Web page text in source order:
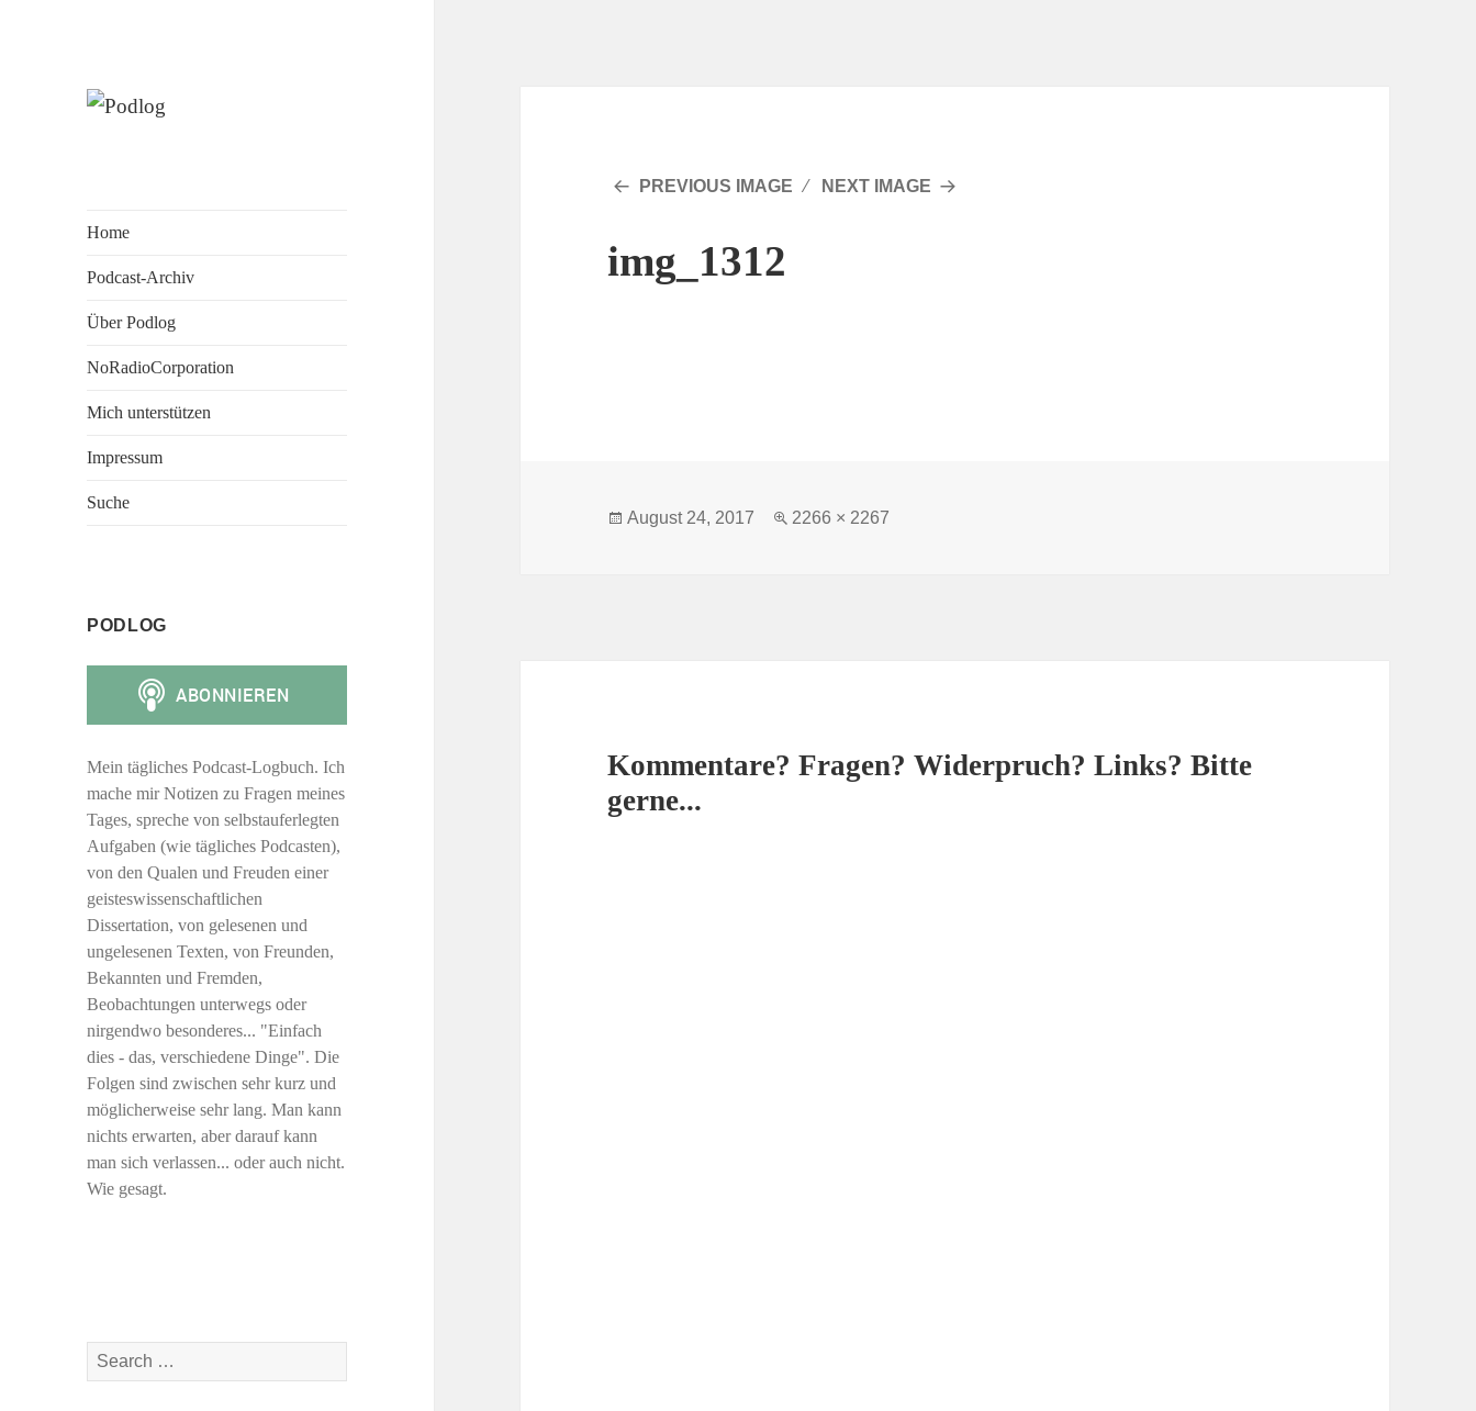
Kulturwissenschaft
Home
Podcast-Archiv
Über Podlog
NoRadioCorporation
Mich unterstützen
Impressum
Suche
PODLOG
Mein tägliches Podcast-Logbuch. Ich
mache mir Notizen zu Fragen meines
Tages, spreche von selbstauferlegten
Aufgaben (wie tägliches Podcasten),
von den Qualen und Freuden einer
geisteswissenschaftlichen
Dissertation, von gelesenen und
ungelesenen Texten, von Freunden,
Bekannten und Fremden,
Beobachtungen unterwegs oder
nirgendwo besonderes... "Einfach
dies - das, verschiedene Dinge". Die
Folgen sind zwischen sehr kurz und
möglicherweise sehr lang. Man kann
nichts erwarten, aber darauf kann
man sich verlassen... oder auch nicht.
Wie gesagt.
Search
for:
PREVIOUS IMAGE NEXT IMAGE
img_1312
Posted
August 24, 2017
Full
2266 × 2267
Kommentare? Fragen? Widerpruch? Links? Bitte
gerne...